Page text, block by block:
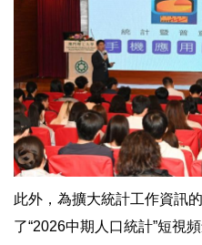
此外，為擴大統計工作資訊
了“2026中期人口統計”短視